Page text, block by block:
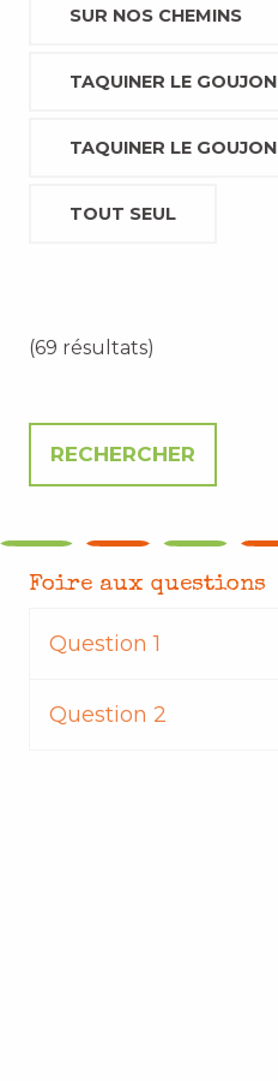
SUR NOS CHEMINS
TAQUINER LE GOUJON
TAQUINER LE GOUJON
TOUT SEUL
(69 résultats)
Foire aux questions
Question 1
Question 2